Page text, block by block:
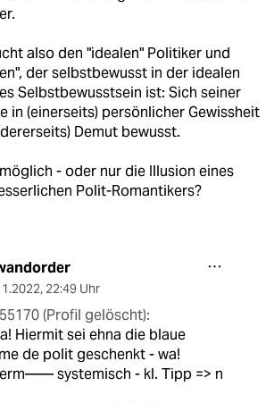
also den "idealen" Politiker und
der selbstbewusst in der idealen
Selbstbewusstsein ist: Sich seiner
in (einerseits) persönlicher Gewissheit
Demut bewusst.
- oder nur die Illusion eines
Polit-Romantikers?
, 22:49 Uhr
(Profil gelöscht):
Hiermit sei ehna die blaue
de polit geschenkt - wa!
systemisch - kl. Tipp => n